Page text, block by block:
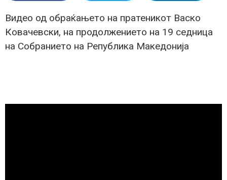
Видео од обраќањето на пратеникот Васко
Ковачевски, на продолжението на 19 седница
на Собранието на Република Македонија